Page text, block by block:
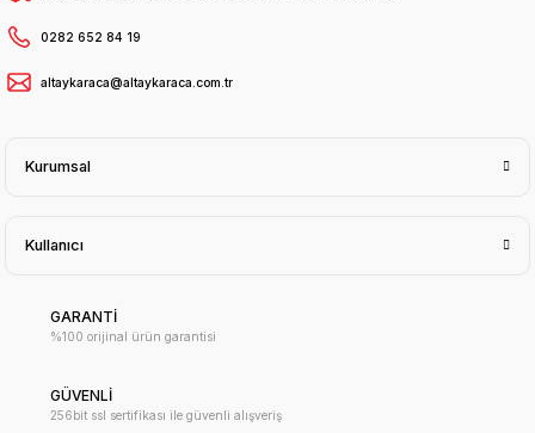
0282 652 84 19
altaykaraca@altaykaraca.com.tr
Kurumsal
Kullanıcı
GARANTİ
%100 orijinal ürün garantisi
GÜVENLİ
256bit ssl sertifikası ile güvenli alışveriş